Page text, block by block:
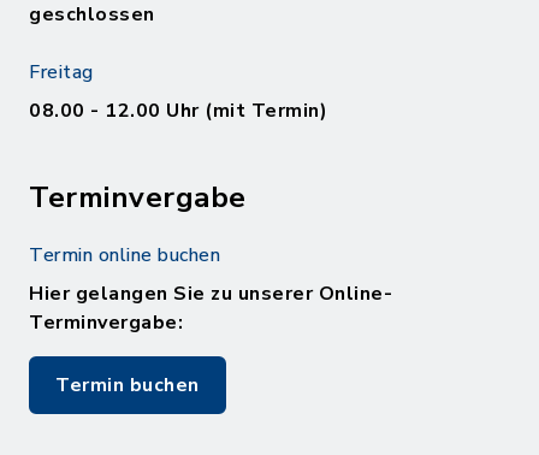
geschlossen
Freitag
08.00 - 12.00 Uhr (mit Termin)
Terminvergabe
Termin online buchen
Hier gelangen Sie zu unserer Online-
Terminvergabe:
Termin buchen